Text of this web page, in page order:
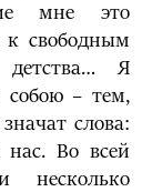
мне это
к свободным
Я
собою – тем,
слова:
Во всей